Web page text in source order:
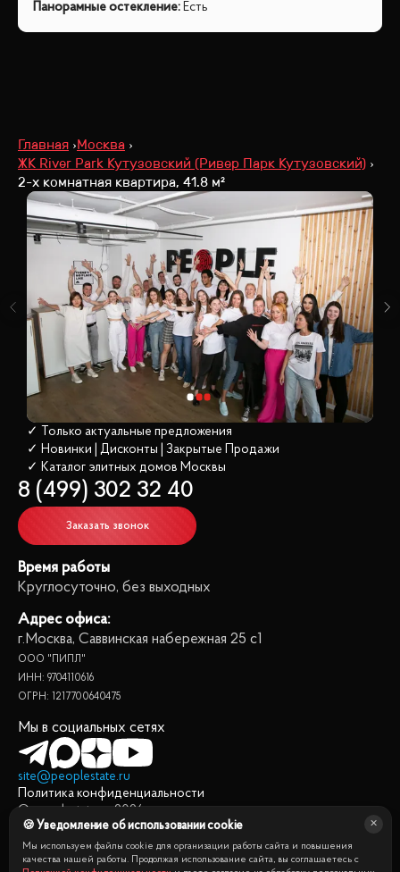
Панорамные остекление: Есть
Главная Москва
ЖК River Park Кутузовский (Ривер Парк Кутузовский)
2-х комнатная квартира, 41.8 м²
✓ Только актуальные предложения
✓ Новинки | Дисконты | Закрытые Продажи
✓ Каталог элитных домов Москвы
8 (499) 302 32 40
Заказать звонок
Время работы
Круглосуточно, без выходных
Адрес офиса:
г.Москва, Саввинская набережная 25 с1
ООО "ПИПЛ"
ИНН: 9704110616
ОГРН: 1217700640475
Мы в социальных сетях
site@peoplestate.ru
Политика конфиденциальности
© peoplestate.ru 2026
Представленная на сайте информация, в т.ч. стоимости
квартир, носит информационный характер и не является
публичной офертой. Условия продажи квартиры могут быть
🍪 Уведомление об использовании cookie
Мы используем файлы cookie для организации работы сайта и повышения
качества нашей работы. Продолжая использование сайта, вы соглашаетесь с